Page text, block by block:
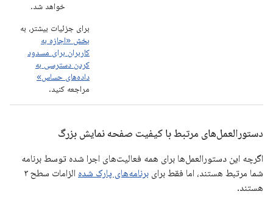
خواهد شد.
برای جزئیات بیشتر، به
بخش «اجازه به
کاربران برای مسدود
کردن دسترسی به
داده‌های حساس»
مراجعه کنید.
دستورالعمل‌های مرتبط با کیفیت صفحه نمایش بزرگ
اگرچه این دستورالعمل‌ها برای همه فعالیت‌های اجرا شده توسط برنامه
شما مرتبط هستند، اما فقط برای برنامه‌های پارک شده
الزامات سطح ۳
هستند.